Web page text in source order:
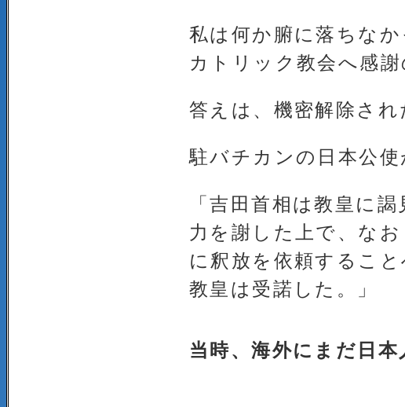
私は何か腑に落ちなか
カトリック教会へ感
答えは、機密解除され
駐バチカンの日本公使
「吉田首相は教皇に
力を謝した上で、な
に釈放を依頼するこ
教皇は受諾した。」
当時、海外にまだ日本